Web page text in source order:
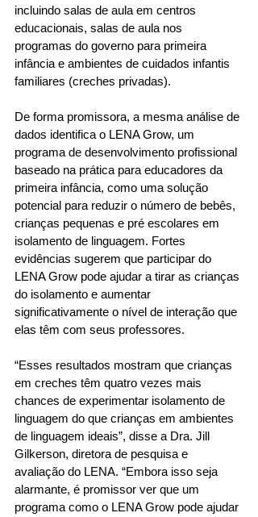
incluindo salas de aula em centros
educacionais, salas de aula nos
programas do governo para primeira
infância e ambientes de cuidados infantis
familiares (creches privadas).
De forma promissora, a mesma análise de
dados identifica o LENA Grow, um
programa de desenvolvimento profissional
baseado na prática para educadores da
primeira infância, como uma solução
potencial para reduzir o número de bebês,
crianças pequenas e pré escolares em
isolamento de linguagem. Fortes
evidências sugerem que participar do
LENA Grow pode ajudar a tirar as crianças
do isolamento e aumentar
significativamente o nível de interação que
elas têm com seus professores.
“Esses resultados mostram que crianças
em creches têm quatro vezes mais
chances de experimentar isolamento de
linguagem do que crianças em ambientes
de linguagem ideais”, disse a Dra. Jill
Gilkerson, diretora de pesquisa e
avaliação do LENA. “Embora isso seja
alarmante, é promissor ver que um
programa como o LENA Grow pode ajudar